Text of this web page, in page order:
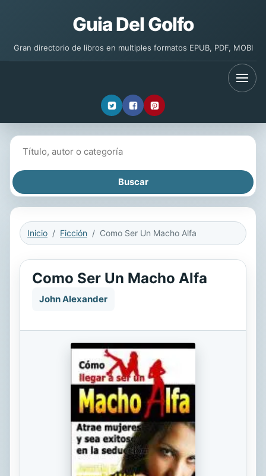
Guia Del Golfo
Gran directorio de libros en multiples formatos EPUB, PDF, MOBI
Inicio Ficción Como Ser Un Macho Alfa
Como Ser Un Macho Alfa
John Alexander